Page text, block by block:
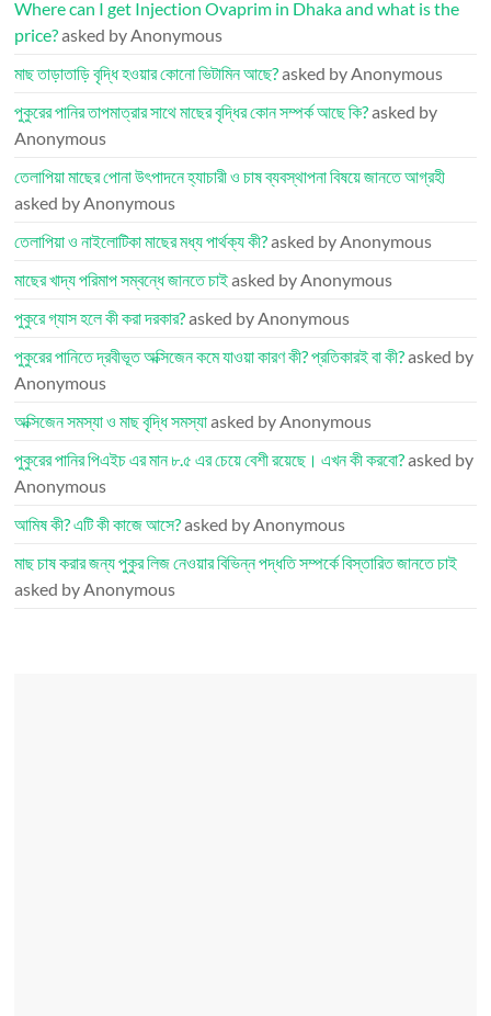
Where can I get Injection Ovaprim in Dhaka and what is the
price?asked by Anonymous
মাছ তাড়াতাড়ি বৃদ্ধি হওয়ার কোনো ভিটামিন আছে?asked by Anonymous
পুকুরের পানির তাপমাত্রার সাথে মাছের বৃদ্ধির কোন সম্পর্ক আছে কি?asked by
Anonymous
তেলাপিয়া মাছের পোনা উৎপাদনে হ্যাচারী ও চাষ ব্যবস্থাপনা বিষয়ে জানতে আগ্রহী
asked by Anonymous
তেলাপিয়া ও নাইলোটিকা মাছের মধ্য পার্থক্য কী?asked by Anonymous
মাছের খাদ্য পরিমাপ সম্বন্ধে জানতে চাইasked by Anonymous
পুকুরে গ্যাস হলে কী করা দরকার?asked by Anonymous
পুকুরের পানিতে দ্রবীভূত অক্সিজেন কমে যাওয়া কারণ কী? প্রতিকারই বা কী?asked by
Anonymous
অক্সিজেন সমস্যা ও মাছ বৃদ্ধি সমস্যাasked by Anonymous
পুকুরের পানির পিএইচ এর মান ৮.৫ এর চেয়ে বেশী রয়েছে। এখন কী করবো?asked by
Anonymous
আমিষ কী? এটি কী কাজে আসে?asked by Anonymous
মাছ চাষ করার জন্য পুকুর লিজ নেওয়ার বিভিন্ন পদ্ধতি সম্পর্কে বিস্তারিত জানতে চাই
asked by Anonymous